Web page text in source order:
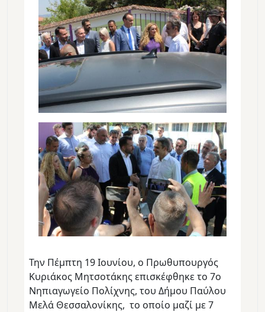
Την Πέμπτη 19 Ιουνίου, ο Πρωθυπουργός
Κυριάκος Μητσοτάκης επισκέφθηκε το 7ο
Νηπιαγωγείο Πολίχνης, του Δήμου Παύλου
Μελά Θεσσαλονίκης, το οποίο μαζί με 7